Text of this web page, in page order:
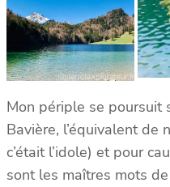
Mon périple se poursuit
Bavière, l’équivalent de
c’était l’idole) et pour
sont les maîtres mots